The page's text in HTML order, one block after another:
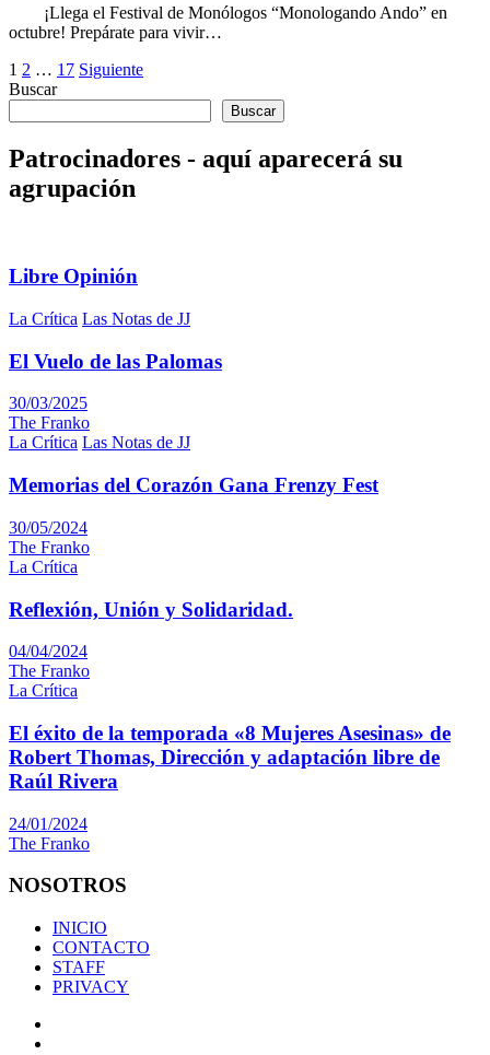
¡Llega el Festival de Monólogos “Monologando Ando” en
octubre! Prepárate para vivir…
Paginación
de
entradas
1 2 … 17 Siguiente
Buscar
Buscar
Patrocinadores - aquí aparecerá su
agrupación
Libre Opinión
La Crítica Las Notas de JJ
El Vuelo de las Palomas
30/03/2025
The Franko
La Crítica Las Notas de JJ
Memorias del Corazón Gana Frenzy Fest
30/05/2024
The Franko
La Crítica
Reflexión, Unión y Solidaridad.
04/04/2024
The Franko
La Crítica
El éxito de la temporada «8 Mujeres Asesinas» de
Robert Thomas, Dirección y adaptación libre de
Raúl Rivera
24/01/2024
The Franko
NOSOTROS
INICIO
CONTACTO
STAFF
PRIVACY